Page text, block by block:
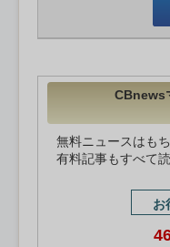
CBnews
無料ニュースはも
有料記事もすべて
お